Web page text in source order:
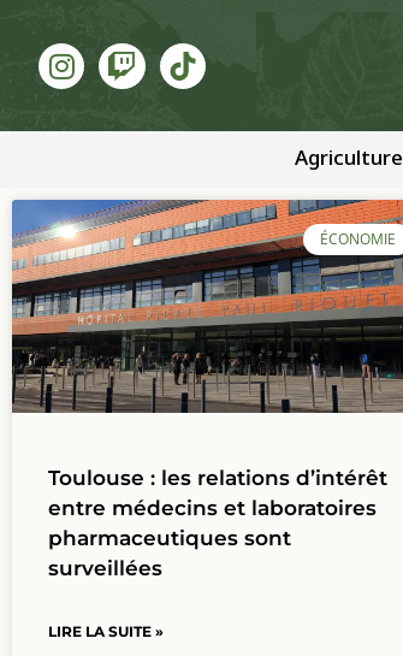
Agriculture
ÉCONOMIE
Toulouse : les relations d’intérêt
entre médecins et laboratoires
pharmaceutiques sont
surveillées
LIRE LA SUITE »